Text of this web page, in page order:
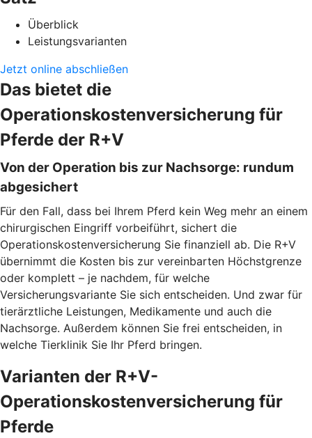
Überblick
Leistungsvarianten
Jetzt online abschließen
Das bietet die
Operationskostenversicherung für
Pferde der R+V
Von der Operation bis zur Nachsorge: rundum
abgesichert
Für den Fall, dass bei Ihrem Pferd kein Weg mehr an einem
chirurgischen Eingriff vorbeiführt, sichert die
Operationskostenversicherung Sie finanziell ab. Die R+V
übernimmt die Kosten bis zur vereinbarten Höchstgrenze
oder komplett – je nachdem, für welche
Versicherungsvariante Sie sich entscheiden. Und zwar für
tierärztliche Leistungen, Medikamente und auch die
Nachsorge. Außerdem können Sie frei entscheiden, in
welche Tierklinik Sie Ihr Pferd bringen.
Varianten der R+V-
Operationskostenversicherung für
Pferde